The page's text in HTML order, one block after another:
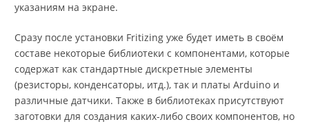
указаниям на экране.
Сразу после установки Fritizing уже будет иметь в своём
составе некоторые библиотеки с компонентами, которые
содержат как стандартные дискретные элементы
(резисторы, конденсаторы, итд.), так и платы Arduino и
различные датчики. Также в библиотеках присутствуют
заготовки для создания каких-либо своих компонентов, но